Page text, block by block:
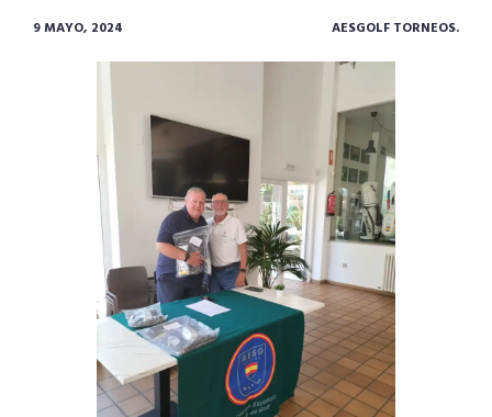
9 MAYO, 2024 AESGOLF TORNEOS.